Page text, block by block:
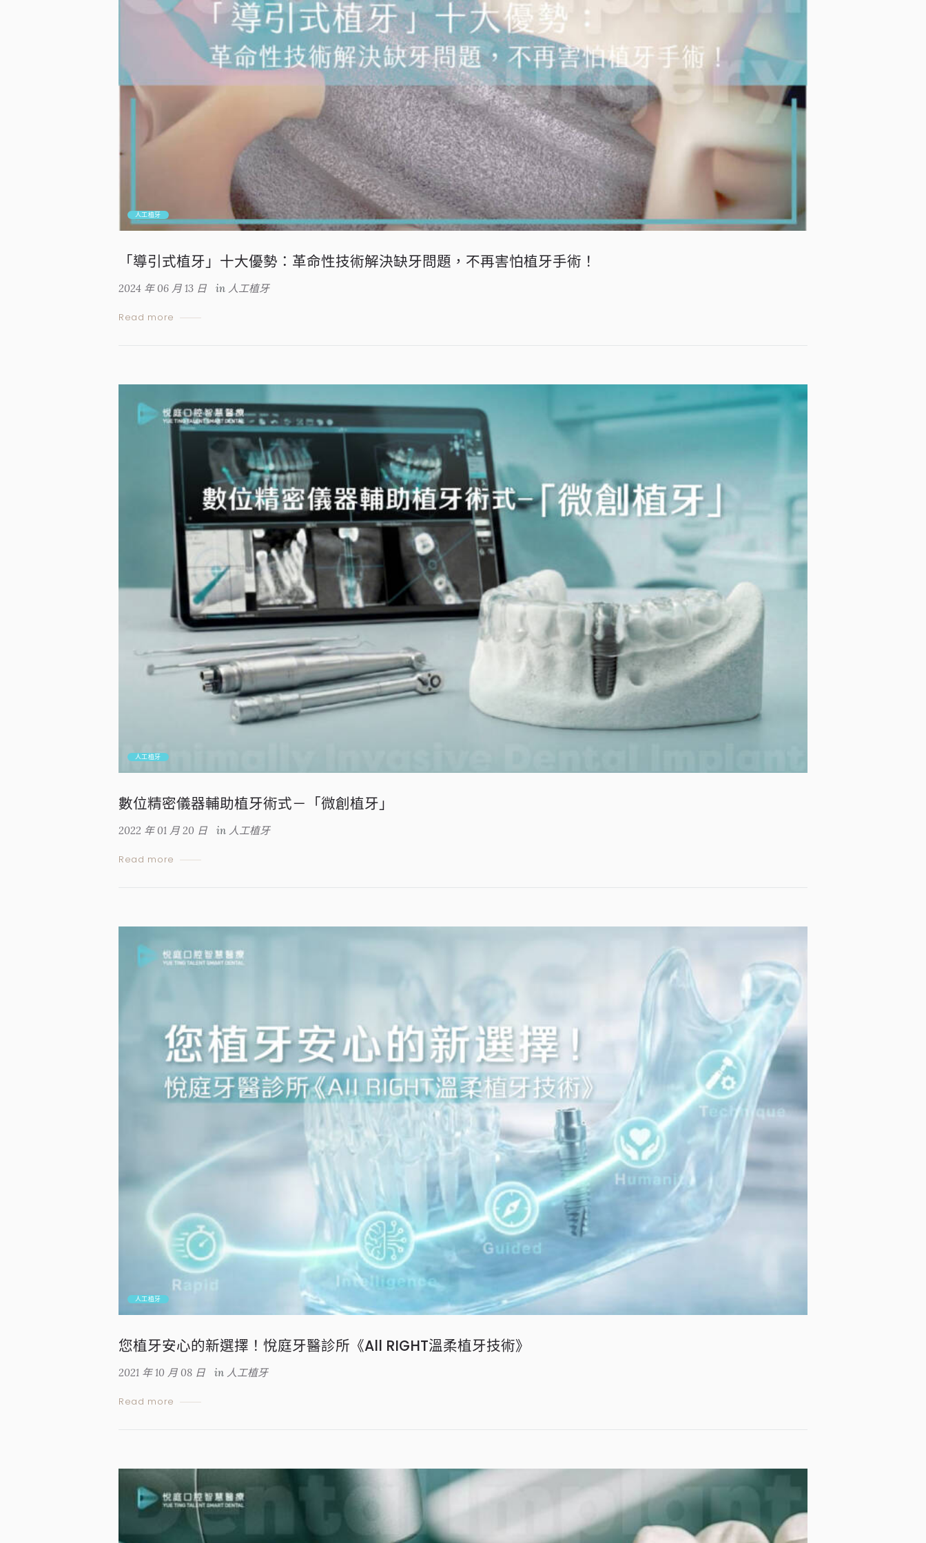
人工植牙
「導引式植牙」十大優勢：革命性技術解決缺牙問題，不再害怕植牙手術！
2024 年 06 月 13 日 in 人工植牙
Read more
人工植牙
數位精密儀器輔助植牙術式－「微創植牙」
2022 年 01 月 20 日 in 人工植牙
Read more
人工植牙
您植牙安心的新選擇！悅庭牙醫診所《All RIGHT溫柔植牙技術》
2021 年 10 月 08 日 in 人工植牙
Read more